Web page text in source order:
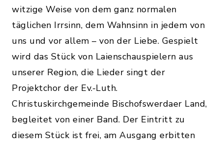
witzige Weise von dem ganz normalen
täglichen Irrsinn, dem Wahnsinn in jedem von
uns und vor allem – von der Liebe. Gespielt
wird das Stück von Laienschauspielern aus
unserer Region, die Lieder singt der
Projektchor der Ev.-Luth.
Christuskirchgemeinde Bischofswerdaer Land,
begleitet von einer Band. Der Eintritt zu
diesem Stück ist frei, am Ausgang erbitten